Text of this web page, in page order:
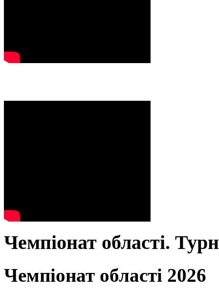
Чемпіонат області.
Чемпіонат області 2026